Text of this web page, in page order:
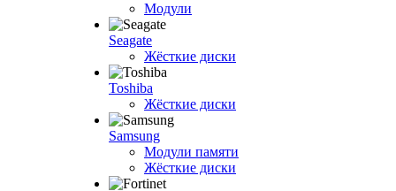
Модули
Seagate
Жёсткие диски
Toshiba
Жёсткие диски
Samsung
Модули памяти
Жёсткие диски